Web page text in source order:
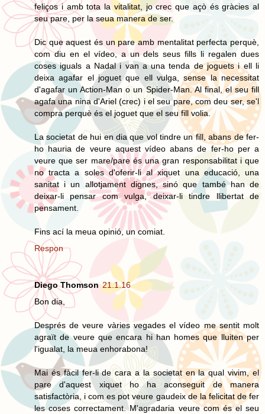
feliços i amb tota la vitalitat, jo crec que açò és gràcies al
seu pare, per la seua manera de ser.
Dic que aquest és un pare amb mentalitat perfecta perquè,
com diu en el vídeo, a un dels seus fills li regalen dues
coses iguals a Nadal i van a una tenda de joguets i ell li
deixa agafar el joguet que ell vulga, sense la necessitat
d'agafar un Action-Man o un Spider-Man. Al final, el seu fill
agafa una nina d'Ariel (crec) i el seu pare, com deu ser, se'l
compra perquè és el joguet que el seu fill volia.
La societat de hui en dia que vol tindre un fill, abans de fer-
ho hauria de veure aquest vídeo abans de fer-ho per a
veure que ser mare/pare és una gran responsabilitat i que
no tracta a soles d'oferir-li al xiquet una educació, una
sanitat i un allotjament dignes, sinó que també han de
deixar-li pensar com vulga, deixar-li tindre llibertat de
pensament.
Fins ací la meua opinió, un comiat.
Respon
Diego Thomson 21.1.16
Bon dia,
Després de veure vàries vegades el vídeo me sentit molt
agraït de veure que encara hi han homes que lluiten per
l'igualat, la meua enhorabona!
Mai és fàcil fer-li de cara a la societat en la qual vivim, el
pare d'aquest xiquet ho ha aconseguit de manera
satisfactòria, i com es pot veure gaudeix de la felicitat de fer
les coses correctament. M'agradaria veure com és el seu